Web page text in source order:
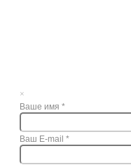
×
Ваше имя *
Ваш E-mail *